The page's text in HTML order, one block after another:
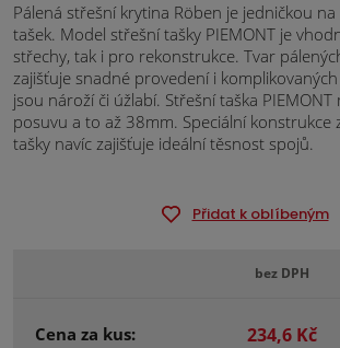
Pálená střešní krytina Röben je jedničkou
tašek. Model střešní tašky PIEMONT je
střechy, tak i pro rekonstrukce. Tvar
zajišťuje snadné provedení i
jsou nároží či úžlabí. Střešní taška PIEMONT
posuvu a to až 38mm. Speciální konstrukce
tašky navíc zajišťuje ideální těsnost spojů.
Přidat k oblíbeným
bez DPH
Cena za kus: 234,6 Kč